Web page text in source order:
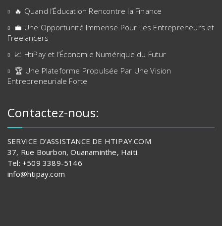
🔥 Quand l’Éducation Rencontre la Finance
💼 Une Opportunité Immense Pour Les Entrepreneurs et
Freelancers
📈 HtiPay et l’Économie Numérique du Futur
🏆 Une Plateforme Propulsée Par Une Vision
Entrepreneuriale Forte
Contactez-nous:
SERVICE D’ASSISTANCE DE HTIPAY.COM
37, Rue Bourbon, Ouanaminthe, Haiti.
Tel: +509 3389-5146
info@htipay.com